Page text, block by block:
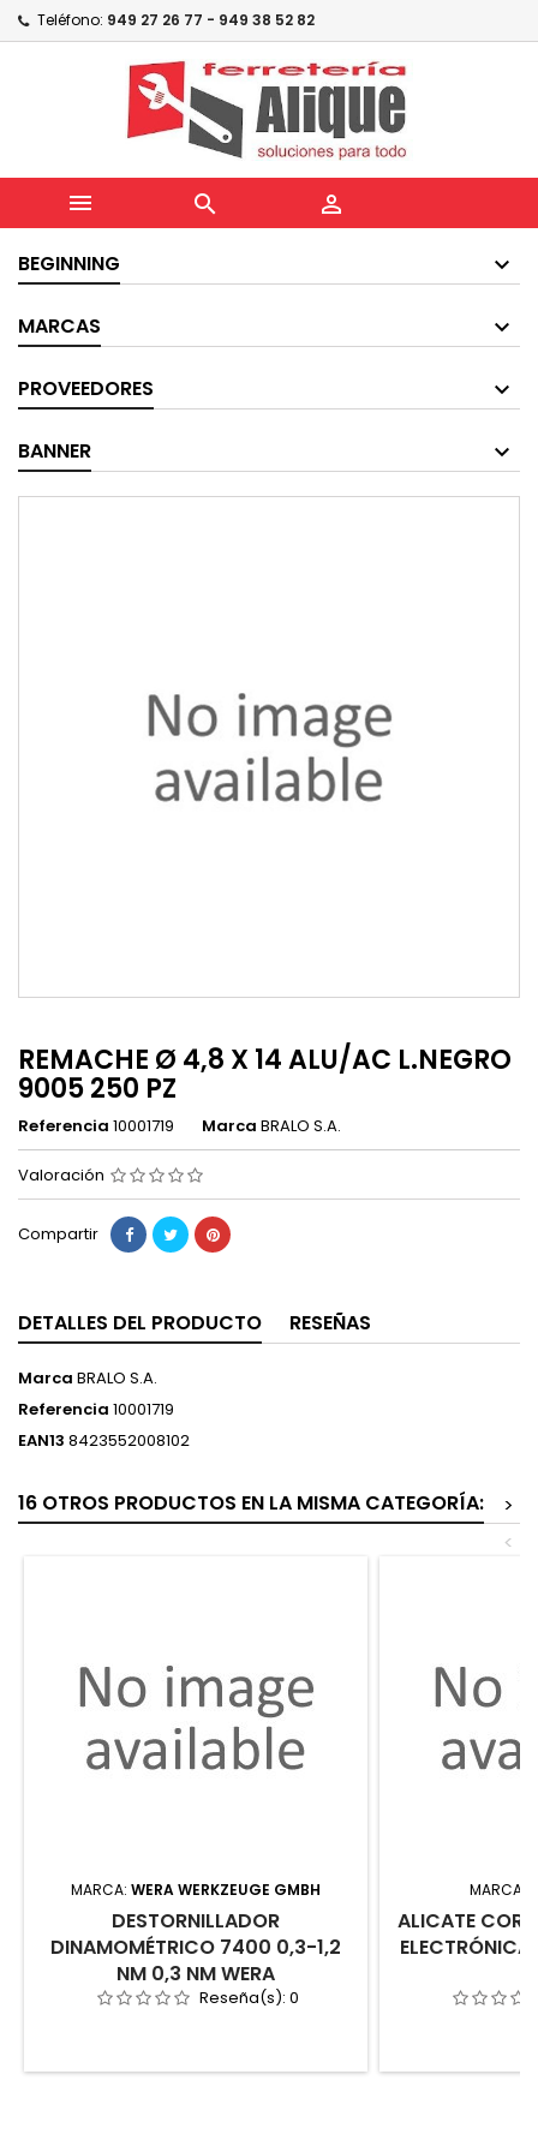
Teléfono: 949 27 26 77 - 949 38 52 82
  
BEGINNING
MARCAS
PROVEEDORES
BANNER
REMACHE Ø 4,8 X 14 ALU/AC L.NEGRO
9005 250 PZ
Referencia 10001719 Marca BRALO S.A.
Valoración
Compartir
DETALLES DEL PRODUCTO RESEÑAS
Marca BRALO S.A.
Referencia 10001719
EAN13 8423552008102
16 OTROS PRODUCTOS EN LA MISMA CATEGORÍA:
>
<
MARCA: WERA WERKZEUGE GMBH
DESTORNILLADOR
DINAMOMÉTRICO 7400 0,3-1,2
NM 0,3 NM WERA
Reseña(s): 0
MARCA:
ALICATE